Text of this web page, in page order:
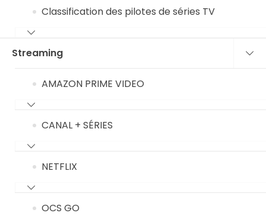
Classification des pilotes de séries TV
Streaming
AMAZON PRIME VIDEO
CANAL + SÉRIES
NETFLIX
OCS GO